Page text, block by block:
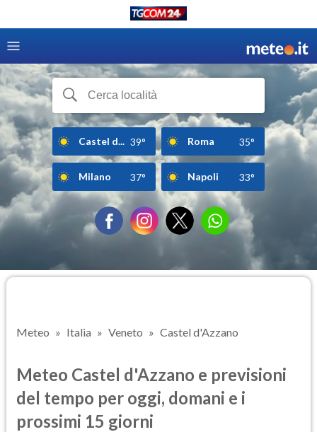
Castel d... 39° Roma 35°
Milano 37° Napoli 33°
Meteo Italia Veneto Castel d'Azzano
Meteo Castel d'Azzano e previsioni
del tempo per oggi, domani e i
prossimi 15 giorni